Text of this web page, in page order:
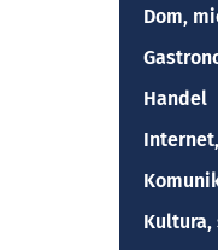
Dom,
Handel
Kultura,